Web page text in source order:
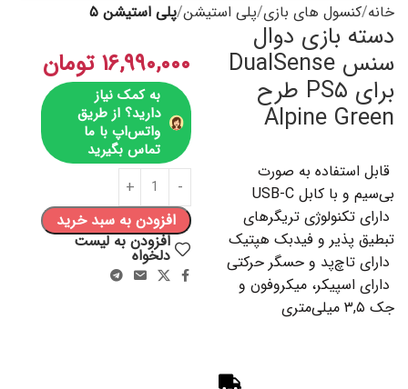
خانه کنسول های بازی پلی استیشن پلی استیشن ۵
دسته بازی دوال
سنس DualSense
برای PS۵ طرح
Alpine Green
قابل استفاده به صورت
بی‌سیم و با کابل USB-C
دارای تکنولوژی تریگرهای
تبطیق پذیر و فیدبک هپتیک
دارای تاچ‌پد و حسگر حرکتی
دارای اسپیکر، میکروفون و
جک ۳,۵ میلی‌متری
۱۶,۹۹۰,۰۰۰ تومان
به کمک نیاز
دارید؟ از طریق
واتس‌اپ با ما
تماس بگیرید
افزودن به سبد خرید
افزودن به لیست
دلخواه